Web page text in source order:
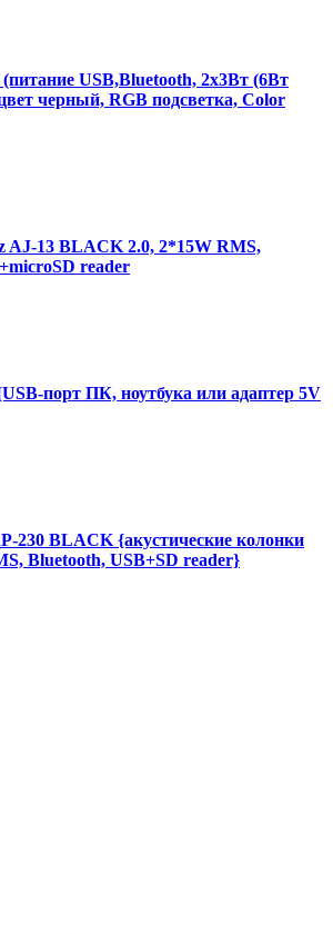
USB,Bluetooth, 2х3Вт (6Вт
черный, RGB подсветка, Color
AJ-13 BLACK 2.0, 2*15W RMS,
reader
порт ПК, ноутбука или адаптер 5V
230 BLACK {акустические колонки
Bluetooth, USB+SD reader}